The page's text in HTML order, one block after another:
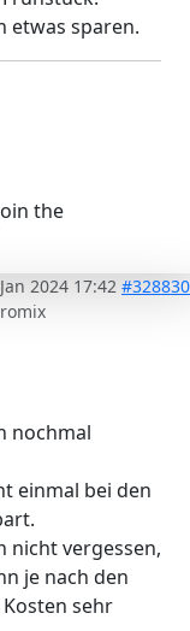
etwas sparen.
the
2024 17:42 #328830
nochmal
einmal bei den
nicht vergessen,
je nach den
sehr